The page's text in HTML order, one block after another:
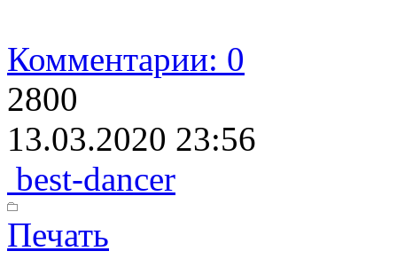
Комментарии: 0
2800
13.03.2020 23:56
best-dancer
Печать